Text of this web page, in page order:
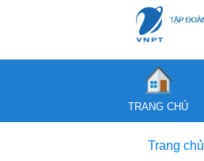
TRANG CHỦ
Trang chủ